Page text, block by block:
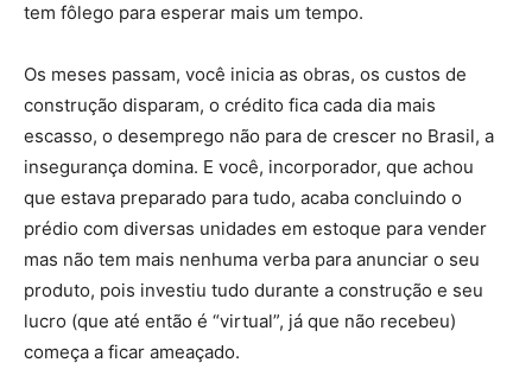
tem fôlego para esperar mais um tempo.
Os meses passam, você inicia as obras, os custos de
construção disparam, o crédito fica cada dia mais
escasso, o desemprego não para de crescer no Brasil, a
insegurança domina. E você, incorporador, que achou
que estava preparado para tudo, acaba concluindo o
prédio com diversas unidades em estoque para vender
mas não tem mais nenhuma verba para anunciar o seu
produto, pois investiu tudo durante a construção e seu
lucro (que até então é “virtual”, já que não recebeu)
começa a ficar ameaçado.